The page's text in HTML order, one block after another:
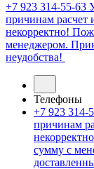
+7 923 314-55-63
причинам расчет
некорректно!
менеджером.
неудобства!
Телефоны
+7 923 314-
причинам
сумму с